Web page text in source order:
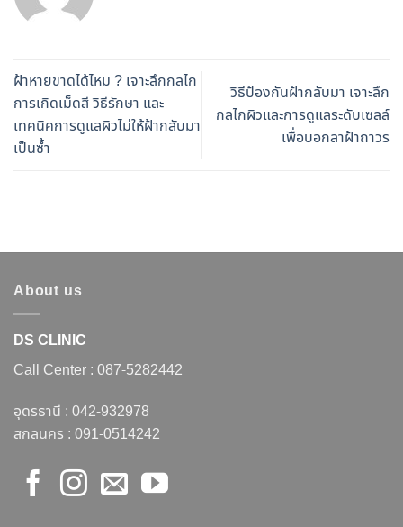
ฝ้าหายขาดได้ไหม ? เจาะลึกกลไก
การเกิดเม็ดสี วิธีรักษา และ
เทคนิคการดูแลผิวไม่ให้ฝ้ากลับมา
เป็นซ้ำ
วิธีป้องกันฝ้ากลับมา เจาะลึก
กลไกผิวและการดูแลระดับเซลล์
เพื่อบอกลาฝ้าถาวร
About us
DS CLINIC
Call Center : 087-5282442
อุดรธานี : 042-932978
สกลนคร : 091-0514242